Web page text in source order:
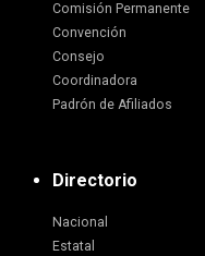
Comisión Permanente
Convención
Consejo
Coordinadora
Padrón de Afiliados
Directorio
Nacional
Estatal